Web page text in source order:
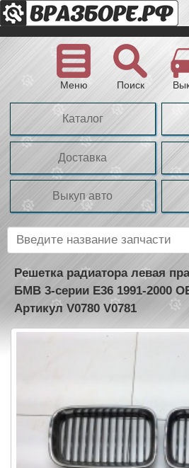
Меню Поиск
Каталог
Доставка
Выкуп авто
Решетка радиатора левая
БМВ 3-серии Е36 1991-2000
Артикул V0780 V0781